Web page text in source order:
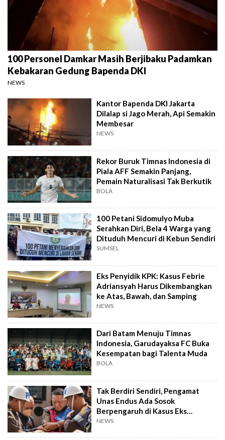
100 Personel Damkar Masih Berjibaku Padamkan
Kebakaran Gedung Bapenda DKI
NEWS
Kantor Bapenda DKI Jakarta
Dilalap si Jago Merah, Api Semakin
Membesar
NEWS
Rekor Buruk Timnas Indonesia di
Piala AFF Semakin Panjang,
Pemain Naturalisasi Tak Berkutik
BOLA
100 Petani Sidomulyo Muba
Serahkan Diri, Bela 4 Warga yang
Dituduh Mencuri di Kebun Sendiri
SUMSEL
Eks Penyidik KPK: Kasus Febrie
Adriansyah Harus Dikembangkan
ke Atas, Bawah, dan Samping
NEWS
Dari Batam Menuju Timnas
Indonesia, Garudayaksa FC Buka
Kesempatan bagi Talenta Muda
BOLA
Tak Berdiri Sendiri, Pengamat
Unas Endus Ada Sosok
Berpengaruh di Kasus Eks
Jampidsus
NEWS